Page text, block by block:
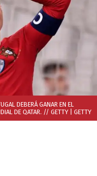
DEBERÁ GANAR EN EL
DE QATAR. // GETTY | GETTY